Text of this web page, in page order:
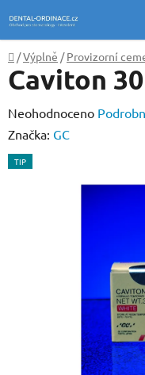
na
obsah
Domů
/Výplně / Provizorní
Caviton
Průměrné
hodnocení
produktu
Neohodnoceno
Značka: GC
TIP